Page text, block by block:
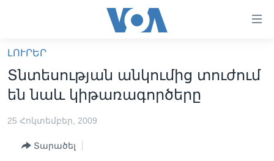
հիմնական
բովանդակությանը
անցնել
բովանդակությանը
բովանդակություն
ԼՈՒՐԵՐ
ՖԻԼՄԵՐ
ԼՈՒՐԵՐ
Տնտեսության անկումից տուժում
են նաև կիթառագործերը
25 Հոկտեմբեր, 2009
Տարածել